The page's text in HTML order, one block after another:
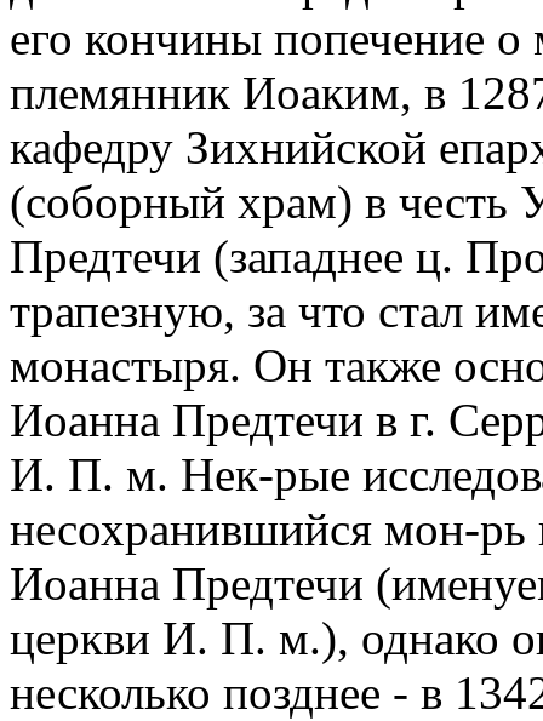
его кончины попечение о
племянник Иоаким, в
кафедру Зихнийской
(соборный храм) в честь
Предтечи (западнее ц.
трапезную, за что стал
монастыря. Он также
Иоанна Предтечи в г.
И. П. м. Нек-рые
несохранившийся мон-рь
Иоанна Предтечи
церкви И. П. м.), однако
несколько позднее - в